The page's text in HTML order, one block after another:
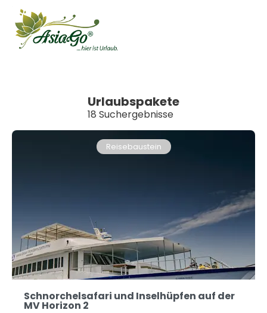
Urlaubspakete
18 Suchergebnisse
Reisebaustein
Schnorchelsafari und Inselhüpfen auf der
MV Horizon 2